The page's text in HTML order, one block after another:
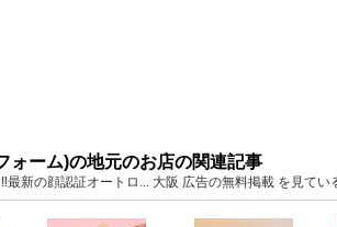
ォーム)の地元のお店の関連記事
‼️最新の顔認証オートロ... 大阪 広告の無料掲載 を見て